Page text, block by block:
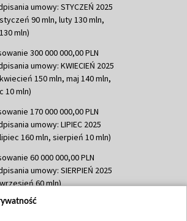
umowy: STYCZEŃ 2025
90 mln, luty 130 mln,
mln)
300 000 000,00 PLN
umowy: KWIECIEŃ 2025
150 mln, maj 140 mln,
10 mln)
170 000 000,00 PLN
umowy: LIPIEC 2025
160 mln, sierpień 10 mln)
60 000 000,00 PLN
umowy: SIERPIEŃ 2025
60 mln)
635 783 051,21 PLN